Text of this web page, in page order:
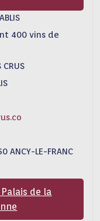
400 vins de
LE-FRANC
Palais de la